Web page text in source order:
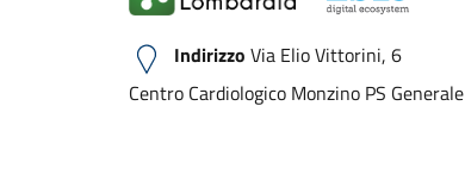
Indirizzo Via Elio Vittorini, 6
Centro Cardiologico Monzino PS Generale